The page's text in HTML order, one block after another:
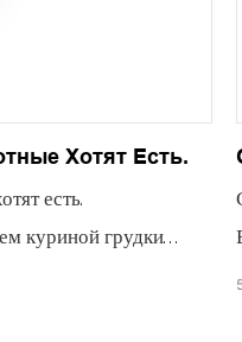
как искусство.
Хотят Есть.
есть.
куриной грудки